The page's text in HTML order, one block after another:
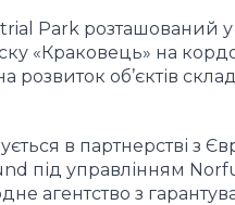
Park розташований у
«Краковець» на
розвиток об’єктів
в партнерстві з
під управлінням
агентство з